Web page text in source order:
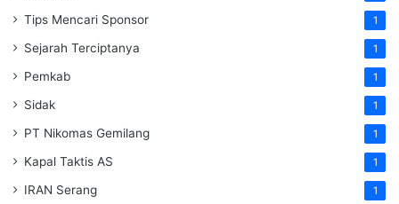
Tips Mencari Sponsor 1
Sejarah Terciptanya 1
Pemkab 1
Sidak 1
PT Nikomas Gemilang 1
Kapal Taktis AS 1
IRAN Serang 1